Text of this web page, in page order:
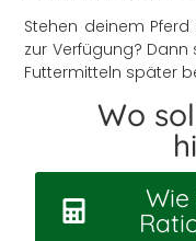
Stehen deinem
zur Verfügung?
Futtermitteln später
Wo